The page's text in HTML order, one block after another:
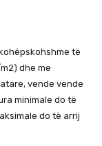
të
dhe me
vende vende
minimale do të
do të arrij